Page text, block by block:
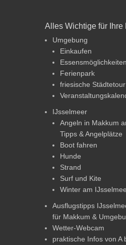
Alles Wichtige für Ihre
Umgebung
Einkaufen
Essensmöglichkeiten
Ferienpark
friesische Städtetour
IJsselmeer
Angeln in Makkum
Tipps & Angelplätze
Boot fahren
Hunde
Strand
Surf und Kite
Winter am
Ausflugstipps
für Makkum &
Wetter-Webcam
praktische Infos von A